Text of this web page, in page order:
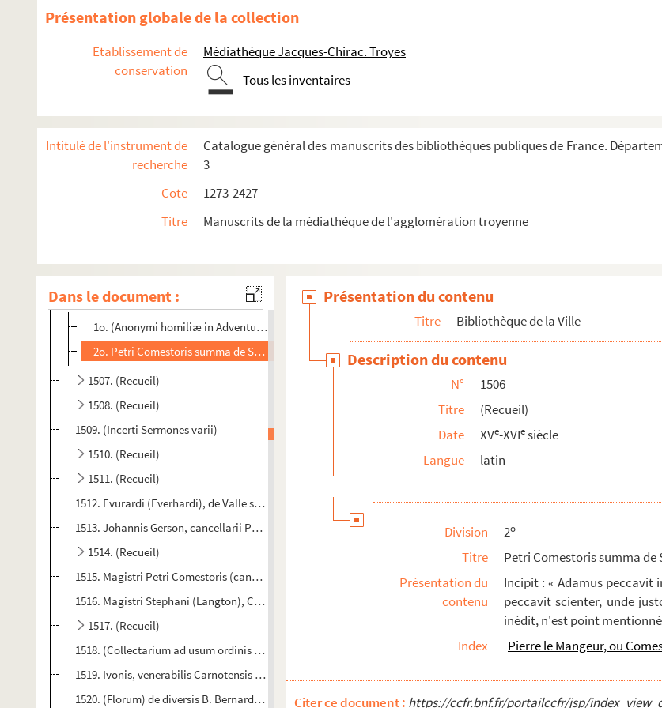
Présentation globale de la collection
Etablissement de
conservation
Médiathèque Jacques-Chirac. Troyes
Tous les inventaires
Intitulé de l'instrument de
recherche
Catalogue général des manuscrits des bibliothèques publiques de France.
3
Cote
1273-2427
Titre
Manuscrits de la médiathèque de l'agglomération troyenne
Dans le document :
1495. (Recueil)
1496. La moralité des nobles hommes et des gens du pueple sus le Gieu des Esches, translaté du latin de fr...
1497. (Recueil.) Nicolai de Clamengis, cantoris Baiocensis, Epistole (CLI)
1499. (Incerti) liber de Vita solitaria, de modo proficiendi in sancta vita solitaria, qui non incongrue v...
1500. Petrus de Tarentasia super primum librum Sententiarum
1502. Jacobi de Voragine, nacione Ianuensis, de ordine Predicatorum, Legende Sanctorum
1503. (Fratris Nicolai de Gorhan, ordinis fratrum Prædicatorum, Distinctiones, secundum ordinem alphabeti)
1505. (Recueil.) Anonymi tractatus, 1
1506. (Recueil)
1o. (Anonymi homiliæ in Adventum et Quadragesimam)
2o. Petri Comestoris summa de Septem sacramentis
1507. (Recueil)
1508. (Recueil)
1509. (Incerti Sermones varii)
1510. (Recueil)
1511. (Recueil)
1512. Evurardi (Everhardi), de Valle scolarium, summa (Sermonum) de Festis (et Sanctis per annum)
1513. Johannis Gerson, cancellarii Parisiensis, tractatus de Penitentia
1514. (Recueil)
1515. Magistri Petri Comestoris (canonici Trecensis, Sermones XLVIII)
1516. Magistri Stephani (Langton), Canthuariensis archiepiscopi, Expositiones super Ysaiam et XII minores ...
1517. (Recueil)
1518. (Collectarium ad usum ordinis Cisterciensis)
1519. Ivonis, venerabilis Carnotensis episcopi, Pannormia
1520. (Florum) de diversis B. Bernardi, illustrissimi abbatis Clarevallis, opusculis (excerptorum libri X....
Présentation du contenu
Titre Bibliothèque de la Ville
Description du contenu
N°
1506
Titre
(Recueil)
Date
XVe-XVIesiècle
Langue
latin
Division 2o
Titre
Petri Comestoris summa
Présentation du
contenu
Incipit : « Adamus peccavit
peccavit scienter, unde
inédit, n'est point
Index
Pierre le Mangeur, ou
Citer ce document : https://ccfr.bnf.fr/portailccfr/jsp/